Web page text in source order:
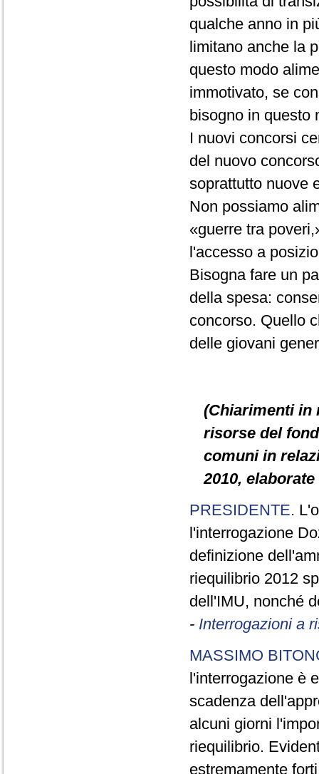
qualche anno in
limitano anche la
questo modo
immotivato, se
bisogno in questo
I nuovi concorsi
del nuovo
soprattutto nuove
Non possiamo
«guerre tra
l'accesso a
Bisogna fare un
della spesa:
concorso. Quello
delle giovani
(Chiarimenti in
risorse del
comuni in
2010,
PRESIDENTE.
l'interrogazione
definizione
riequilibrio 2012
dell'IMU, nonché
- Interrogazioni a
MASSIMO
l'interrogazione è
scadenza
alcuni giorni
riequilibrio.
estremamente